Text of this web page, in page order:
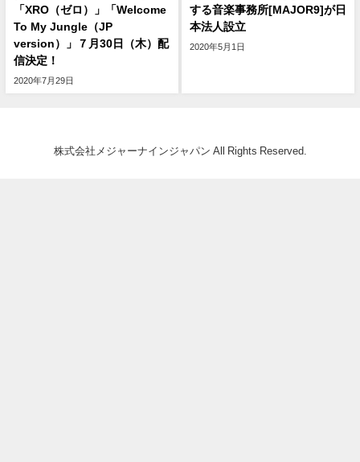
「XRO（ゼロ）」「Welcome
To My Jungle（JP
version）」７月30日（木）配
信決定！
2020年7月29日
する音楽事務所[MAJOR9]が日
本法人設立
2020年5月1日
株式会社メジャーナインジャパン All Rights Reserved.